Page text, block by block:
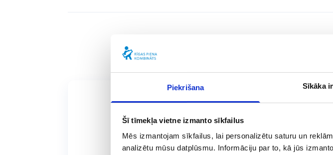
Piekrišana Sīkāka
Šī tīmekļa vietne izmanto sīkfailus
Mēs izmantojam sīkfailus, lai personalizētu saturu un
analizētu mūsu datplūsmu. Informāciju par to, kā jūs